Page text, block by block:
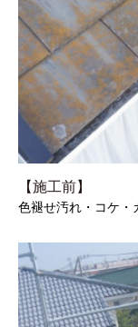
【施工前】
色褪せ汚れ・コケ・